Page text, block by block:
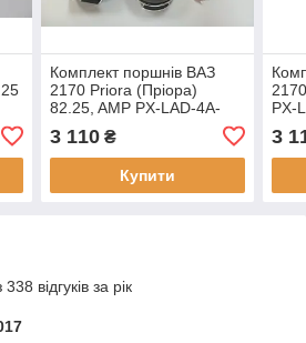
Комплект поршнів ВАЗ
2170 Priora (Пріора)
82.25, AMP PX-LAD-4A-
(+0.25) Група C
3 110₴
Купити
PX-
3
відгуків за рік